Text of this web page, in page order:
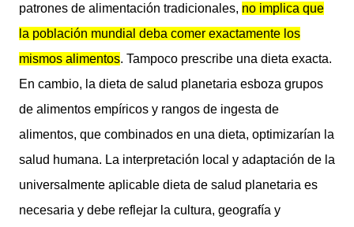
patrones de alimentación tradicionales, no implica que
la población mundial deba comer exactamente los
mismos alimentos. Tampoco prescribe una dieta exacta.
En cambio, la dieta de salud planetaria esboza grupos
de alimentos empíricos y rangos de ingesta de
alimentos, que combinados en una dieta, optimizarían la
salud humana. La interpretación local y adaptación de la
universalmente aplicable dieta de salud planetaria es
necesaria y debe reflejar la cultura, geografía y